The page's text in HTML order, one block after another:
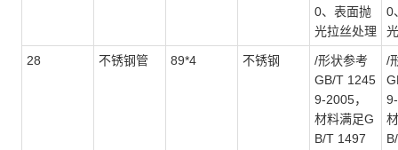
0、表面抛
光拉丝处理
0
28 不锈钢管 89*4 不锈钢
/形状参考
GB/T 1245
9-2005，
材料满足G
B/T 1497
/